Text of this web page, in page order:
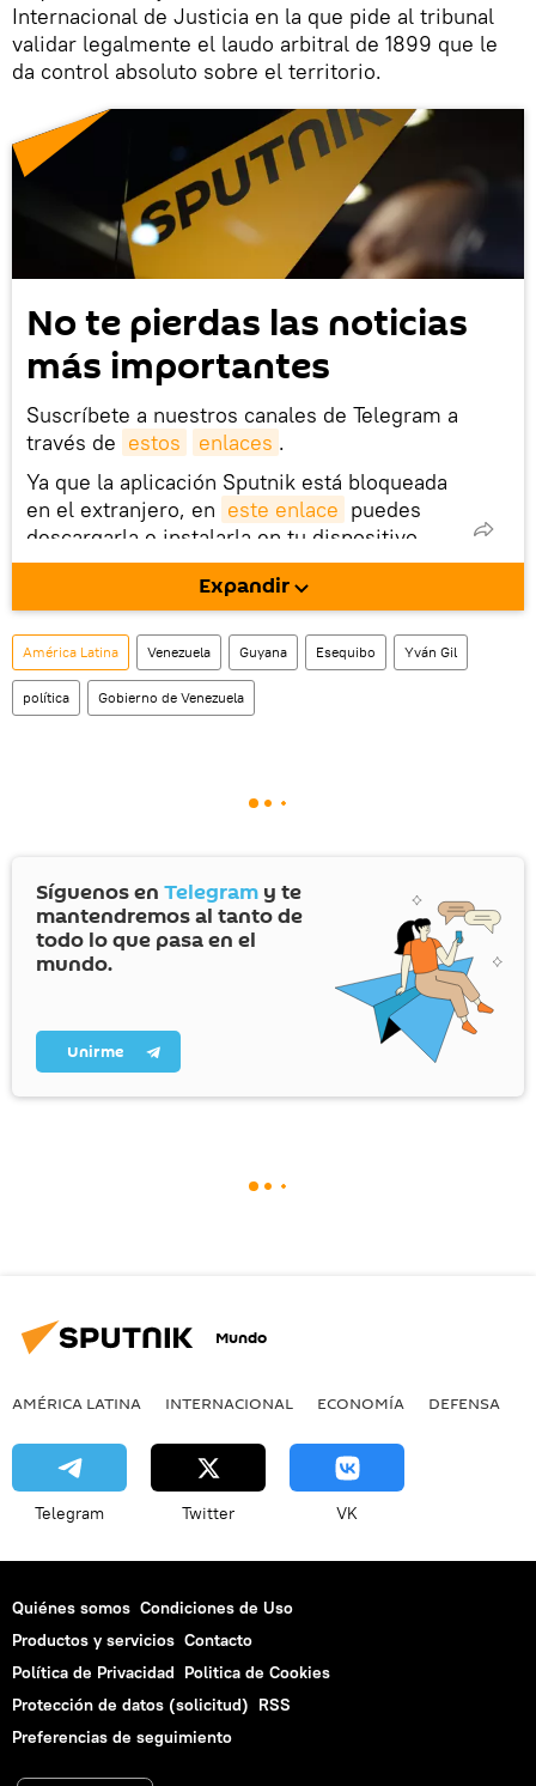
Internacional de Justicia en la que pide al tribunal
validar legalmente el laudo arbitral de 1899 que le
da control absoluto sobre el territorio.
No te pierdas las noticias
más importantes
Suscríbete a nuestros canales de Telegram a
través de estos enlaces .
Ya que la aplicación Sputnik está bloqueada
en el extranjero, en este enlace puedes
descargarla e instalarla en tu dispositivo
móvil (¡solo para Android!).
También tenemos una cuenta en la red
social rusa VK .
Expandir
América Latina Venezuela Guyana Esequibo Yván Gil
política Gobierno de Venezuela
Síguenos en Telegram y te
mantendremos al tanto de
todo lo que pasa en el
mundo.
Unirme
Mundo
AMÉRICA LATINA INTERNACIONAL ECONOMÍA DEFENSA
Telegram Twitter VK
Quiénes somos Condiciones de Uso
Productos y servicios Contacto
Política de Privacidad Politica de Cookies
Protección de datos (solicitud) RSS
Preferencias de seguimiento